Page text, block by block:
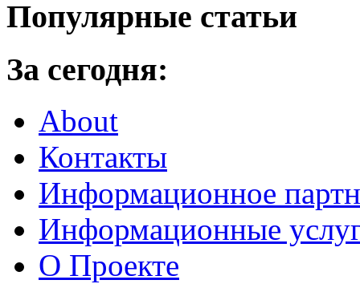
Популярные статьи
За сегодня:
About
Контакты
Информационное
Информационные
О Проекте